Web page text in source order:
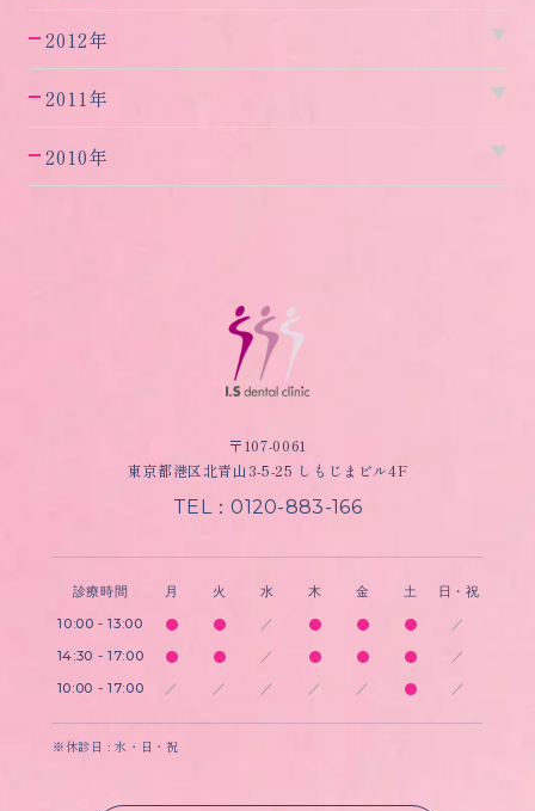
2012年
2011年
2010年
〒107-0061
東京都港区北青山3-5-25 しもじまビル4F
TEL：0120-883-166
診療時間 月 火 水 木 金 土 日・祝
10:00 - 13:00 ／ ／
14:30 - 17:00 ／ ／
10:00 - 17:00 ／ ／ ／ ／ ／ ／
※休診日 : 水・日・祝